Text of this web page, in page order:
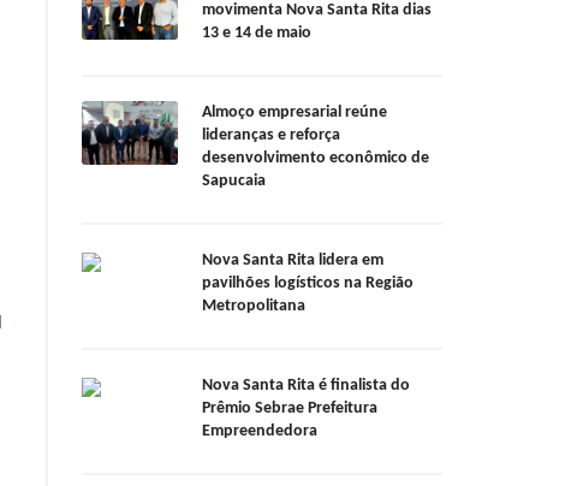
movimenta Nova Santa Rita dias
13 e 14 de maio
Almoço empresarial reúne
lideranças e reforça
desenvolvimento econômico de
Sapucaia
Nova Santa Rita lidera em
pavilhões logísticos na Região
Metropolitana
Nova Santa Rita é finalista do
Prêmio Sebrae Prefeitura
Empreendedora